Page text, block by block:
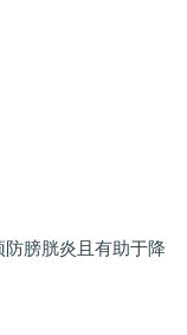
膀胱炎且有助于降